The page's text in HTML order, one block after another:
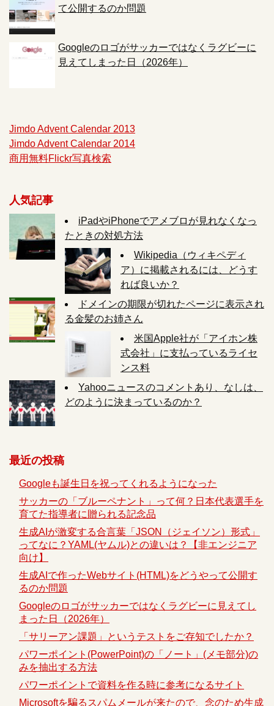
て公開するのか問題
Googleのロゴがサッカーではなくラグビーに
見えてしまった日（2026年）
Jimdo Advent Calendar 2013
Jimdo Advent Calendar 2014
商用無料Flickr写真検索
人気記事
iPadやiPhoneでアメブロが見れなくなっ
たときの対処方法
Wikipedia（ウィキペディ
ア）に掲載されるには、どうす
れば良いか？
ドメインの期限が切れたページに表示され
る金髪のお姉さん
米国Apple社が「アイホン株
式会社」に支払っているライセ
ンス料
Yahooニュースのコメントあり、なしは、
どのように決まっているのか？
最近の投稿
Googleも誕生日を祝ってくれるようになった
サッカーの「ブルーペナント」って何？日本代表選手を
育てた指導者に贈られる記念品
生成AIが激変する合言葉「JSON（ジェイソン）形式」
ってなに？YAML(ヤムル)との違いは？【非エンジニア
向け】
生成AIで作ったWebサイト(HTML)をどうやって公開す
るのか問題
Googleのロゴがサッカーではなくラグビーに見えてし
まった日（2026年）
「サリーアン課題」というテストをご存知でしたか？
パワーポイント(PowerPoint)の「ノート」(メモ部分)の
みを抽出する方法
パワーポイントで資料を作る時に参考になるサイト
Microsoftを騙るスパムメールが来たので、念のため生成